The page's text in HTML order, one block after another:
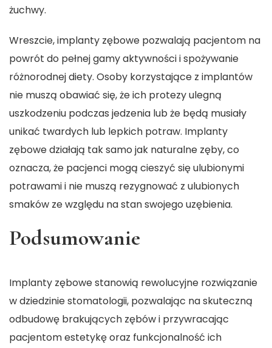
żuchwy.
Wreszcie, implanty zębowe pozwalają pacjentom na
powrót do pełnej gamy aktywności i spożywanie
różnorodnej diety. Osoby korzystające z implantów
nie muszą obawiać się, że ich protezy ulegną
uszkodzeniu podczas jedzenia lub że będą musiały
unikać twardych lub lepkich potraw. Implanty
zębowe działają tak samo jak naturalne zęby, co
oznacza, że pacjenci mogą cieszyć się ulubionymi
potrawami i nie muszą rezygnować z ulubionych
smaków ze względu na stan swojego uzębienia.
Podsumowanie
Implanty zębowe stanowią rewolucyjne rozwiązanie
w dziedzinie stomatologii, pozwalając na skuteczną
odbudowę brakujących zębów i przywracając
pacjentom estetykę oraz funkcjonalność ich